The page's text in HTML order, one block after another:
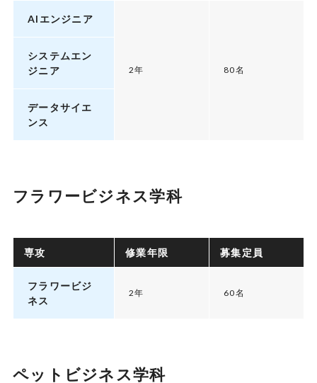
AIエンジニア
2年 80名
システムエン
ジニア
データサイエ
ンス
フラワービジネス学科
専攻 修業年限 募集定員
フラワービジ
ネス
2年 60名
ペットビジネス学科